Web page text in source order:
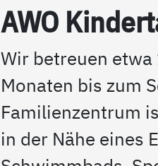
AWO
Wir betreuen
Monaten bis zum
Familienzentrum
in der Nähe eines